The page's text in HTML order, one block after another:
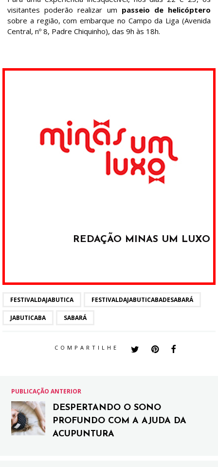
visitantes poderão realizar um passeio de helicóptero
sobre a região, com embarque no Campo da Liga (Avenida
Central, nº 8, Padre Chiquinho), das 9h às 18h.
REDAÇÃO MINAS UM LUXO
FESTIVALDAJABUTICA FESTIVALDAJABUTICABADESABARÁ
JABUTICABA SABARÁ
COMPARTILHE
PUBLICAÇÃO ANTERIOR
DESPERTANDO O SONO
PROFUNDO COM A AJUDA DA
ACUPUNTURA